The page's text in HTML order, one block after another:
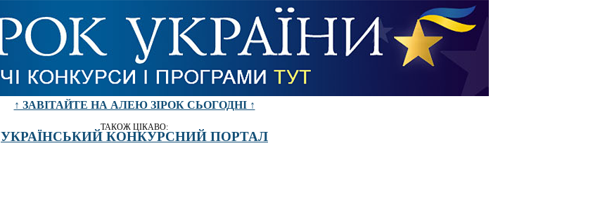
↑ ЗАВІТАЙТЕ НА АЛЕЮ ЗІРОК СЬОГОДНІ ↑
ТАКОЖ ЦІКАВО:
УКРАЇНСЬКИЙ КОНКУРСНИЙ ПОРТАЛ